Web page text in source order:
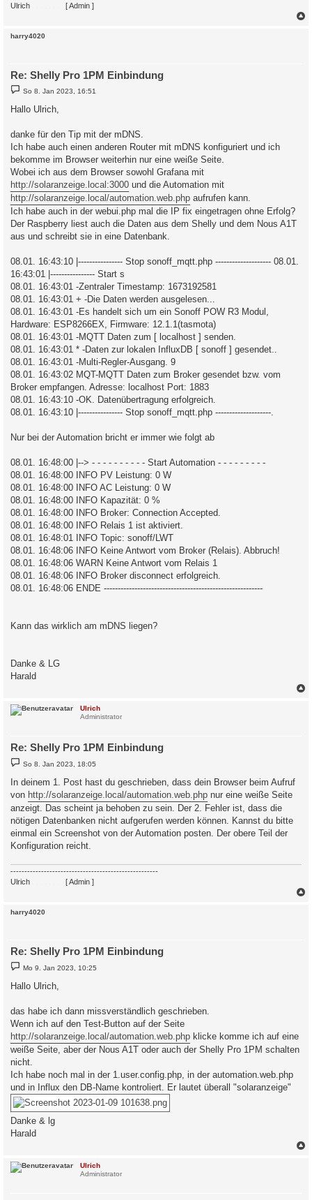
Ulrich
[ Admin ]
harry4020
Re: Shelly Pro 1PM Einbindung
B
e
i
t
g
So 8. Jan 2023, 16:51
Hallo Ulrich,
danke für den Tip mit der mDNS.
Ich habe auch einen anderen Router mit mDNS konfiguriert und ich
bekomme im Browser weiterhin nur eine weiße Seite.
Wobei ich aus dem Browser sowohl Grafana mit
http://solaranzeige.local:3000 und die Automation mit
http://solaranzeige.local/automation.web.php aufrufen kann.
Ich habe auch in der webui.php mal die IP fix eingetragen ohne Erfolg?
Der Raspberry liest auch die Daten aus dem Shelly und dem Nous A1T
aus und schreibt sie in eine Datenbank.
08.01. 16:43:10 |---------------- Stop sonoff_mqtt.php -------------------- 08.01.
16:43:01 |---------------- Start s
08.01. 16:43:01 -Zentraler Timestamp: 1673192581
08.01. 16:43:01 + -Die Daten werden ausgelesen...
08.01. 16:43:01 -Es handelt sich um ein Sonoff POW R3 Modul,
Hardware: ESP8266EX, Firmware: 12.1.1(tasmota)
08.01. 16:43:01 -MQTT Daten zum [ localhost ] senden.
08.01. 16:43:01 * -Daten zur lokalen InfluxDB [ sonoff ] gesendet..
08.01. 16:43:01 -Multi-Regler-Ausgang. 9
08.01. 16:43:02 MQT-MQTT Daten zum Broker gesendet bzw. vom
Broker empfangen. Adresse: localhost Port: 1883
08.01. 16:43:10 -OK. Datenübertragung erfolgreich.
08.01. 16:43:10 |---------------- Stop sonoff_mqtt.php --------------------.
Nur bei der Automation bricht er immer wie folgt ab
08.01. 16:48:00 |--> - - - - - - - - - - Start Automation - - - - - - - - -
08.01. 16:48:00 INFO PV Leistung: 0 W
08.01. 16:48:00 INFO AC Leistung: 0 W
08.01. 16:48:00 INFO Kapazität: 0 %
08.01. 16:48:00 INFO Broker: Connection Accepted.
08.01. 16:48:00 INFO Relais 1 ist aktiviert.
08.01. 16:48:01 INFO Topic: sonoff/LWT
08.01. 16:48:06 INFO Keine Antwort vom Broker (Relais). Abbruch!
08.01. 16:48:06 WARN Keine Antwort vom Relais 1
08.01. 16:48:06 INFO Broker disconnect erfolgreich.
08.01. 16:48:06 ENDE ---------------------------------------------------------
Kann das wirklich am mDNS liegen?
Danke & LG
Harald
Ulrich
Administrator
Re: Shelly Pro 1PM Einbindung
B
e
t
r
g
So 8. Jan 2023, 18:05
In deinem 1. Post hast du geschrieben, dass dein Browser beim Aufruf
von http://solaranzeige.local/automation.web.php nur eine weiße Seite
anzeigt. Das scheint ja behoben zu sein. Der 2. Fehler ist, dass die
nötigen Datenbanken nicht aufgerufen werden können. Kannst du bitte
einmal ein Screenshot von der Automation posten. Der obere Teil der
Konfiguration reicht.
-----------------------------------------------------
Ulrich
[ Admin ]
harry4020
Re: Shelly Pro 1PM Einbindung
B
e
i
t
g
Mo 9. Jan 2023, 10:25
Hallo Ulrich,
das habe ich dann missverständlich geschrieben.
Wenn ich auf den Test-Button auf der Seite
http://solaranzeige.local/automation.web.php klicke komme ich auf eine
weiße Seite, aber der Nous A1T oder auch der Shelly Pro 1PM schalten
nicht.
Ich habe noch mal in der 1.user.config.php, in der automation.web.php
und in Influx den DB-Name kontroliert. Er lautet überall "solaranzeige"
Danke & lg
Harald
Ulrich
Administrator